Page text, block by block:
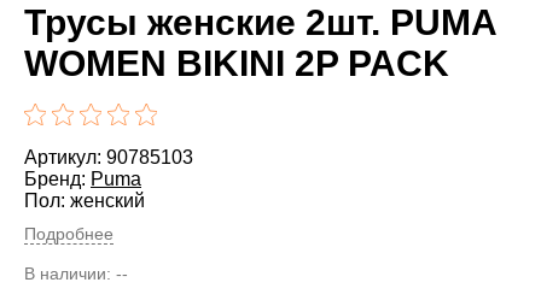
Трусы женские 2шт. PUMA
WOMEN BIKINI 2P PACK
Артикул: 90785103
Бренд: Puma
Пол: женский
Подробнее
В наличии: --